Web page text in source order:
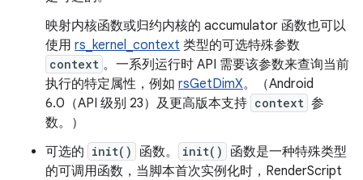
映射内核函数或归约内核的 accumulator 函数也可以
使用 rs_kernel_context 类型的可选特殊参数
context 。一系列运行时 API 需要该参数来查询当前
执行的特定属性，例如 rsGetDimX。（Android
6.0（API 级别 23）及更高版本支持 context 参
数。）
可选的 init() 函数。 init()
函数是一种特殊类型
的可调用函数，当脚本首次实例化时，RenderScript